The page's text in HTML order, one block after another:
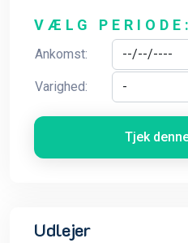
VÆLG PERIODE:
Ankomst:
Varighed:
Tjek
Udlejer